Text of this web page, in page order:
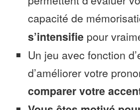
capacité de
s’intensifie pour
Un jeu avec fonction
d’améliorer votre
comparer votre